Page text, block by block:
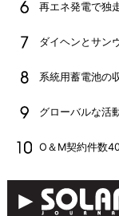
再エネ発電で独
ダイヘンとサン
系統用蓄電池の
グローバルな活
O＆M契約件数